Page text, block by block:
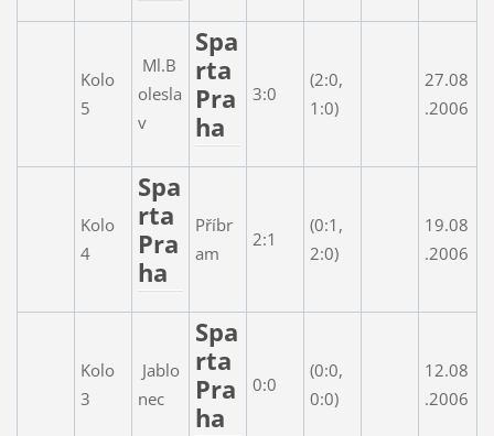
Kolo
5
Ml.B
olesla
v
Spa
rta
Pra
ha
3:0
(2:0,
1:0)
27.08
.2006
Kolo
4
Spa
rta
Pra
ha
Příbr
am
2:1
(0:1,
2:0)
19.08
.2006
Kolo
3
Jablo
nec
Spa
rta
Pra
ha
0:0
(0:0,
0:0)
12.08
.2006